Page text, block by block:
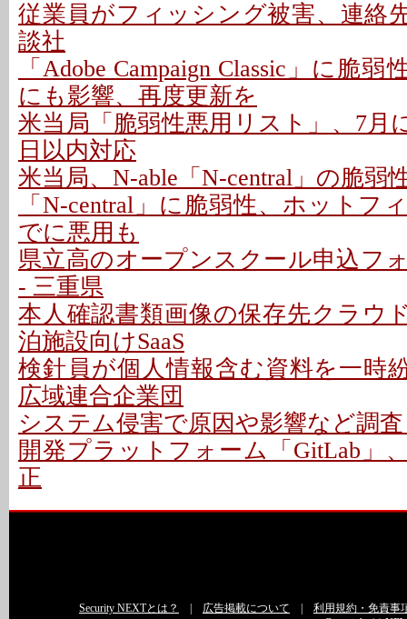
従業員がフィッシング被害、連絡
談社
「Adobe Campaign Classic」に脆
にも影響、再度更新を
米当局「脆弱性悪用リスト」、7月
日以内対応
米当局、N-able「N-central」の脆弱
「N-central」に脆弱性、ホットフ
でに悪用も
県立高のオープンスクール申込フ
- 三重県
本人確認書類画像の保存先クラウ
泊施設向けSaaS
検針員が個人情報含む資料を一時
広域連合企業団
システム侵害で原因や影響など調
開発プラットフォーム「GitLab」
正
Security NEXTとは？ 広告掲載について
利用規約・免責事